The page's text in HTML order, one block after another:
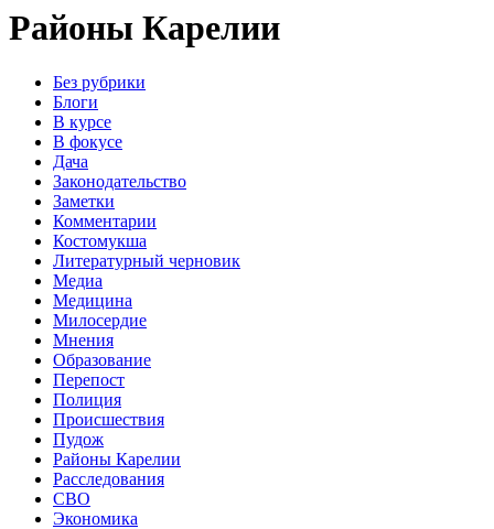
Районы Карелии
Без рубрики
Блоги
В курсе
В фокусе
Дача
Законодательство
Заметки
Комментарии
Костомукша
Литературный черновик
Медиа
Медицина
Милосердие
Мнения
Образование
Перепост
Полиция
Происшествия
Пудож
Районы Карелии
Расследования
СВО
Экономика